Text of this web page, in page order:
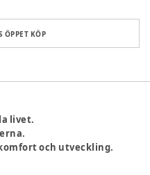
ÖPPET KÖP
livet.
och utveckling.
år.